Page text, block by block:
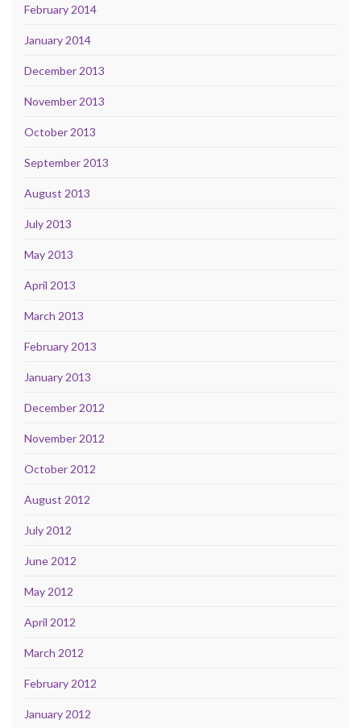
February 2014
January 2014
December 2013
November 2013
October 2013
September 2013
August 2013
July 2013
May 2013
April 2013
March 2013
February 2013
January 2013
December 2012
November 2012
October 2012
August 2012
July 2012
June 2012
May 2012
April 2012
March 2012
February 2012
January 2012